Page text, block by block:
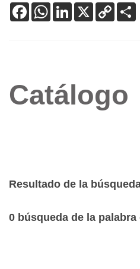
FacebookWhatsApp
LinkedIn
X Copy
Link
Catálogo
Resultado de la
0 búsqueda de la palabra